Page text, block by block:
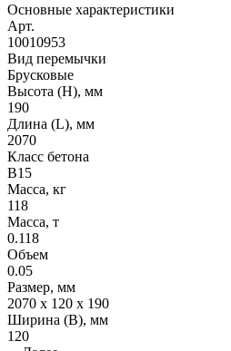
Основные характеристики
Арт.
10010953
Вид перемычки
Брусковые
Высота (H), мм
190
Длина (L), мм
2070
Класс бетона
B15
Масса, кг
118
Масса, т
0.118
Объем
0.05
Размер, мм
2070 x 120 x 190
Ширина (B), мм
120